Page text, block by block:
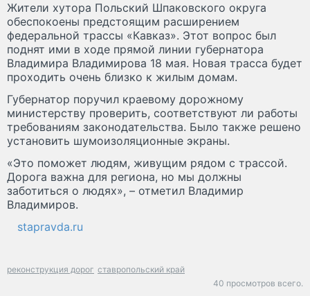
Жители хутора Польский Шпаковского округа
обеспокоены предстоящим расширением
федеральной трассы «Кавказ». Этот вопрос был
поднят ими в ходе прямой линии губернатора
Владимира Владимирова 18 мая. Новая трасса будет
проходить очень близко к жилым домам.
Губернатор поручил краевому дорожному
министерству проверить, соответствуют ли работы
требованиям законодательства. Было также решено
установить шумоизоляционные экраны.
«Это поможет людям, живущим рядом с трассой.
Дорога важна для региона, но мы должны
заботиться о людях», – отметил Владимир
Владимиров.
stapravda.ru
реконструкция дорог ставропольский край
40 просмотров всего.